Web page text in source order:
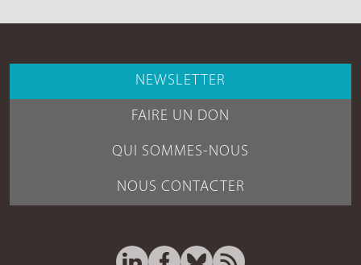
NEWSLETTER
FAIRE UN DON
QUI SOMMES-NOUS
NOUS CONTACTER